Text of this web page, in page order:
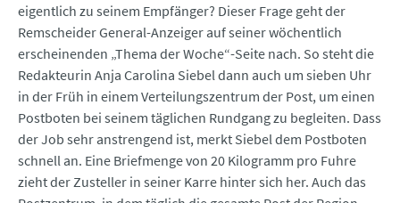
eigentlich zu seinem Empfänger? Dieser Frage geht der
Remscheider General-Anzeiger auf seiner wöchentlich
erscheinenden „Thema der Woche“-Seite nach. So steht die
Redakteurin Anja Carolina Siebel dann auch um sieben Uhr
in der Früh in einem Verteilungszentrum der Post, um einen
Postboten bei seinem täglichen Rundgang zu begleiten. Dass
der Job sehr anstrengend ist, merkt Siebel dem Postboten
schnell an. Eine Briefmenge von 20 Kilogramm pro Fuhre
zieht der Zusteller in seiner Karre hinter sich her. Auch das